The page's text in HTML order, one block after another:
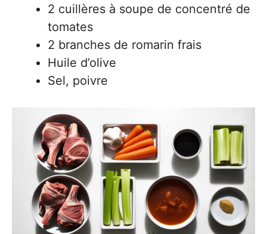
2 cuillères à soupe de concentré de
tomates
2 branches de romarin frais
Huile d’olive
Sel, poivre